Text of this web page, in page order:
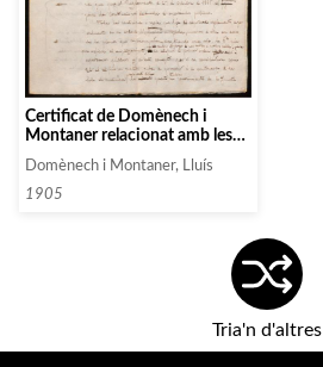
Certificat de Domènech i
Montaner relacionat amb les
Palau
Domènech i Montaner, Lluís
1905
Tria'n d'altres